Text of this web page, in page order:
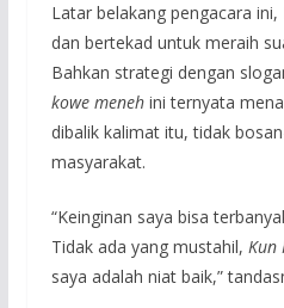
Latar belakang pengacara
dan bertekad untuk meraih
Bahkan strategi dengan
kowe menehini ternyata
dibalik kalimat itu, tidak
masyarakat.
“Keinginan saya bisa
Tidak ada yang mustahil, Kun
saya adalah niat baik,”